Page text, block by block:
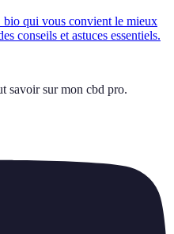
qui vous convient le mieux
conseils et astuces essentiels.
savoir sur mon cbd pro.